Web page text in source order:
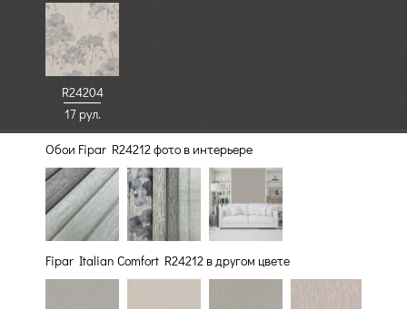
R24204
17 рул.
Обои Fipar R24212 фото в интерьере
Fipar Italian Comfort R24212 в другом цвете